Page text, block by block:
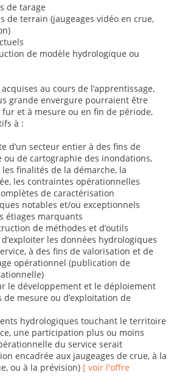
de tarage
de terrain (jaugeages vidéo en crue,
de modèle hydrologique ou
au cours de l’apprentissage,
grande envergure pourraient être
fur et à mesure ou en fin de période,
à :
d’un secteur entier à des fins de
de cartographie des inondations,
finalités de la démarche, la
les contraintes opérationnelles
de caractérisation
notables et/ou exceptionnels
étiages marquants
de méthodes et d’outils
les données hydrologiques
à des fins de valorisation et de
opérationnel (publication de
le développement et le déploiement
mesure ou d’exploitation de
hydrologiques touchant le territoire
une participation plus ou moins
du service serait
encadrée aux jaugeages de crue, à la
ou à la prévision) [ voir l'offre